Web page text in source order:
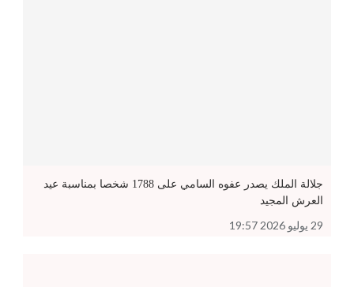
جلالة الملك يصدر عفوه السامي على 1788 شخصا بمناسبة عيد
العرش المجيد
29 يوليو 2026 19:57